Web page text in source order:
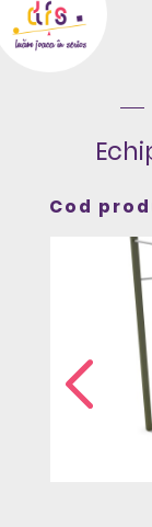
Despre noi
Echipamente de joacă
Sport și agrement
Articole de presă
Arhitecți/Proiectanți
Contact
Cod